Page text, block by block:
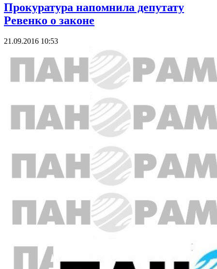
Прокуратура напомнила депутату
Ревенко о законе
21.09.2016 10:53